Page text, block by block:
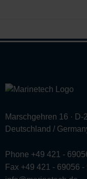
Marschgehren 16 ·
Deutschland /
Phone +49 421 -
Fax +49 421 - 69056 -